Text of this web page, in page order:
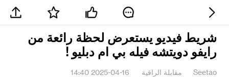
شريط فيديو يستعرض لحظة رائعة من
رايفو دويتشه فيله بي ام دبليو !
Seetao مقابلة الراقية 2025-04-16 14:40